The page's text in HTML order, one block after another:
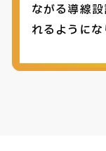
ながる導線
れるようにな